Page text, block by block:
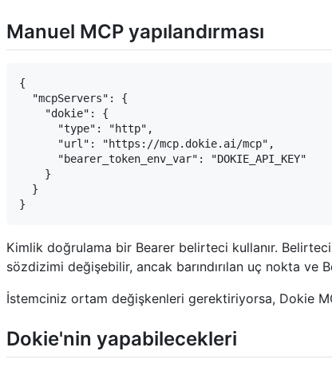
Manuel MCP yapılandırması
{
  "mcpServers": {
    "dokie": {
      "type": "http",
      "url": "https://mcp.dokie.ai/mcp",
      "bearer_token_env_var": "DOKIE_API_KEY"
    }
  }
Kimlik doğrulama bir Bearer belirteci kullanır.
sözdizimi değişebilir, ancak barındırılan uç nokta ve
İstemciniz ortam değişkenleri gerektiriyorsa, Dokie
Dokie'nin yapabilecekleri